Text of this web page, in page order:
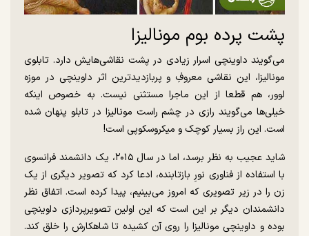
پشت پرده بوم مونالیزا‌
می‌گویند داوینچی اسرار زیادی در پشت نقاشی‌هایش دارد. تابلوی
مونالیزا، این نقاشی معروفِ و پربازدیدترین اثر داوینچی در موزه
لوور، هم قطعا از این ماجرا مستثنی نیست. به خصوص اینکه
خیلی‌ها می‌گویند رازی در چشم راست مونالیزا در تابلو پنهان شده
است. این راز بسیار کوچک و میکروسکوپی است!
شاید عجیب به نظر برسد، اما در سال ۲۰۱۵، یک دانشمند فرانسوی
با استفاده از فناوری نورِ بازتابنده، ادعا کرد که تصویر دیگری از یک
زن را در زیر تصویری که امروز می‌بینیم، پیدا کرده است. اتفاق نظر
دانشمندان دیگر بر این است که این اولین تصویرپردازی داوینچی
بوده و داوینچی مونالیزا را روی آن کشیده تا شاهکارش را خلق کند.